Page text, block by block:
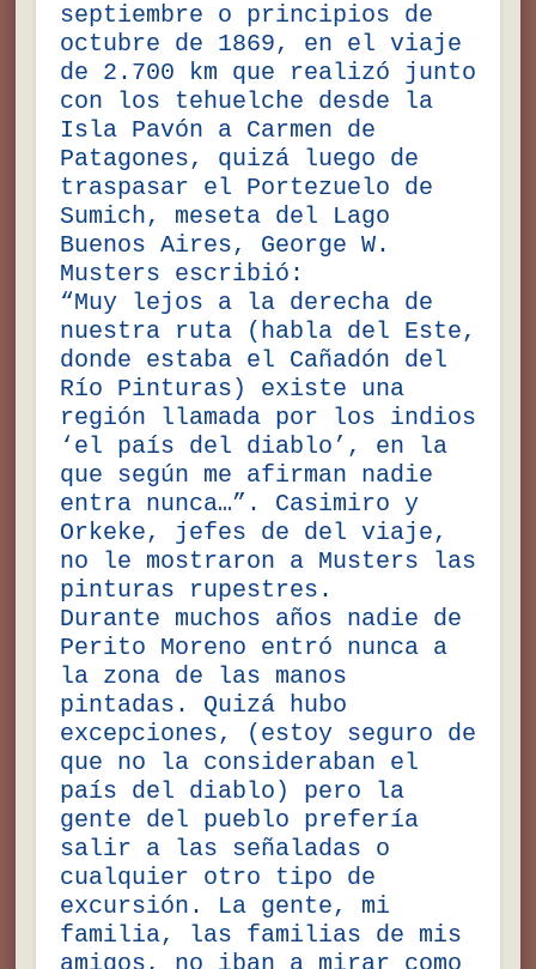
septiembre o principios de
octubre de 1869, en el viaje
de 2.700 km que realizó junto
con los tehuelche desde la
Isla Pavón a Carmen de
Patagones, quizá luego de
traspasar el Portezuelo de
Sumich, meseta del Lago
Buenos Aires, George W.
Musters escribió:
“Muy lejos a la derecha de
nuestra ruta (habla del Este,
donde estaba el Cañadón del
Río Pinturas) existe una
región llamada por los indios
‘el país del diablo’, en la
que según me afirman nadie
entra nunca…”. Casimiro y
Orkeke, jefes de del viaje,
no le mostraron a Musters las
pinturas rupestres.
Durante muchos años nadie de
Perito Moreno entró nunca a
la zona de las manos
pintadas. Quizá hubo
excepciones, (estoy seguro de
que no la consideraban el
país del diablo) pero la
gente del pueblo prefería
salir a las señaladas o
cualquier otro tipo de
excursión. La gente, mi
familia, las familias de mis